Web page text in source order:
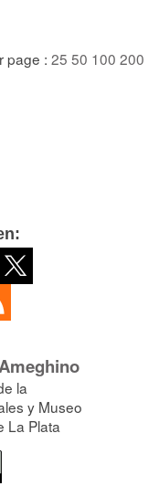
page : 25 50 100 200
la
y Museo
La Plata